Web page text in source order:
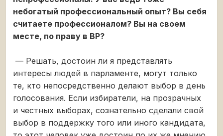
небогатый профессиональный опыт? Вы себя
считаете профессионалом? Вы на своем
месте, по праву в ВР?
— Решать, достоин ли я представлять
интересы людей в парламенте, могут только
те, кто непосредственно делают выбор в день
голосования. Если избиратели, на прозрачных
и честных выборах, сознательно сделали свой
выбор в поддержку того или иного кандидата,